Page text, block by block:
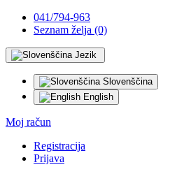
041/794-963
Seznam želja (0)
Jezik
Slovenščina
English
Moj račun
Registracija
Prijava